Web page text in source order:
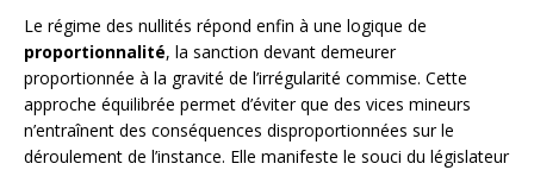
Le régime des nullités répond enfin à une logique de
proportionnalité, la sanction devant demeurer
proportionnée à la gravité de l’irrégularité commise. Cette
approche équilibrée permet d’éviter que des vices mineurs
n’entraînent des conséquences disproportionnées sur le
déroulement de l’instance. Elle manifeste le souci du législateur